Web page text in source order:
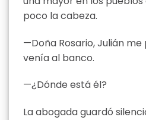
poco la cabeza.
—Doña Rosario, Julián
venía al banco.
—¿Dónde está él?
La abogada guardó